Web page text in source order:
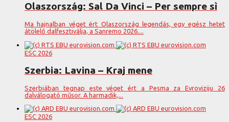
Olaszország: Sal Da Vinci – Per sempre sì
Ma hajnalban véget ért Olaszország legendás, egy egész hetet
átölelő dalfesztiválja, a Sanremo 2026....
ESC 2026
Szerbia: Lavina – Kraj mene
Szerbiában tegnap este véget ért a Pesma za Evroviziju 26
dalválogató műsor. A harmadik,...
ESC 2026